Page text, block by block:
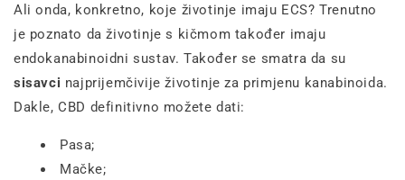
Ali onda, konkretno, koje životinje imaju ECS? Trenutno
je poznato da životinje s kičmom također imaju
endokanabinoidni sustav. Također se smatra da su
sisavci najprijemčivije životinje za primjenu kanabinoida.
Dakle, CBD definitivno možete dati:
Pasa;
Mačke;